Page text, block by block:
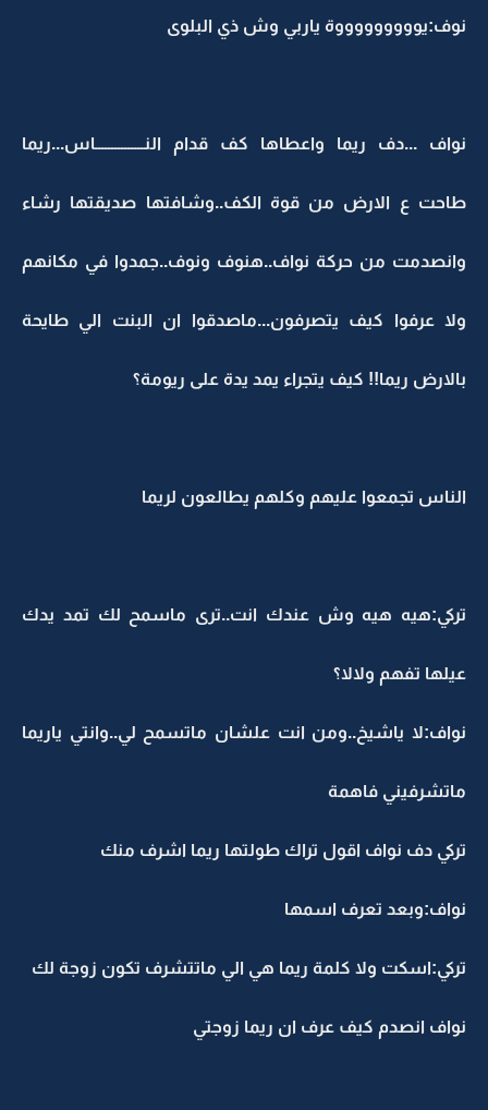
نوف:يوووووووووة ياربي وش ذي البلوى
نواف ...دف ريما واعطاها كف قدام النـــــــــــــــاس...ريما
طاحت ع الارض من قوة الكف..وشافتها صديقتها رشاء
وانصدمت من حركة نواف..هنوف ونوف..جمدوا في مكانهم
ولا عرفوا كيف يتصرفون...ماصدقوا ان البنت الي طايحة
بالارض ريما!! كيف يتجراء يمد يدة على ريومة؟
الناس تجمعوا عليهم وكلهم يطالعون لريما
تركي:هيه هيه وش عندك انت..ترى ماسمح لك تمد يدك
عيلها تفهم ولالا؟
نواف:لا ياشيخ..ومن انت علشان ماتسمح لي..وانتي ياريما
ماتشرفيني فاهمة
تركي دف نواف اقول تراك طولتها ريما اشرف منك
نواف:وبعد تعرف اسمها
تركي:اسكت ولا كلمة ريما هي الي ماتتشرف تكون زوجة لك
نواف انصدم كيف عرف ان ريما زوجتي